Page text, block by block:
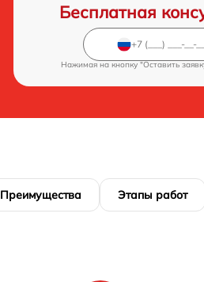
Бесплатная
Нажимая на кнопку "Оставить
Преимущества Этапы работ